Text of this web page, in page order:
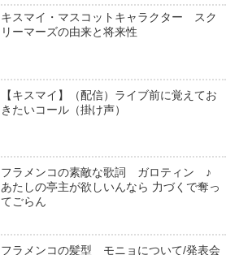
キスマイ・マスコットキャラクター スク
リーマーズの由来と将来性
【キスマイ】（配信）ライブ前に覚えてお
きたいコール（掛け声）
フラメンコの素敵な歌詞 ガロティン ♪
あたしの亭主が欲しいんなら 力づくで奪っ
てごらん
フラメンコの髪型 モニョについて/発表会